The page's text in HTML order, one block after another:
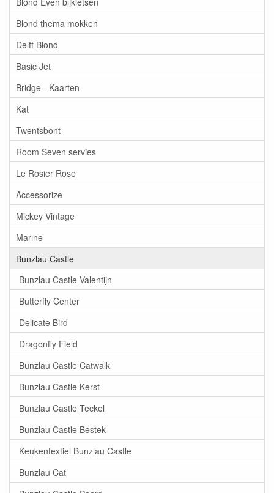
Blond thema mokken
Delft Blond
Basic Jet
Bridge - Kaarten
Kat
Twentsbont
Room Seven servies
Le Rosier Rose
Accessorize
Mickey Vintage
Marine
Bunzlau Castle
Bunzlau Castle Valentijn
Butterfly Center
Delicate Bird
Dragonfly Field
Bunzlau Castle Catwalk
Bunzlau Castle Kerst
Bunzlau Castle Teckel
Bunzlau Castle Bestek
Keukentextiel Bunzlau Castle
Bunzlau Cat